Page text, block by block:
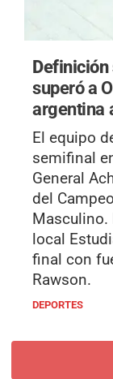
Definición
superó a
argentina
El equipo
semifinal
General
del
Masculino.
local
final con
Rawson.
DEPORTES